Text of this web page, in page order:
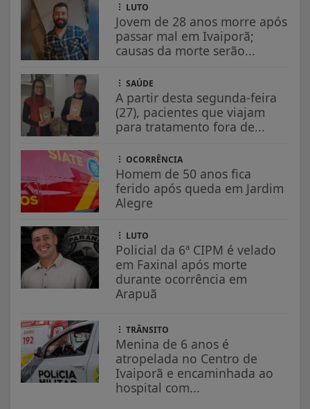
LUTO
Jovem de 28 anos morre após
passar mal em Ivaiporã;
causas da morte serão...
SAÚDE
A partir desta segunda-feira
(27), pacientes que viajam
para tratamento fora de...
OCORRÊNCIA
Homem de 50 anos fica
ferido após queda em Jardim
Alegre
LUTO
Policial da 6ª CIPM é velado
em Faxinal após morte
durante ocorrência em
Arapuã
TRÂNSITO
Menina de 6 anos é
atropelada no Centro de
Ivaiporã e encaminhada ao
hospital com...